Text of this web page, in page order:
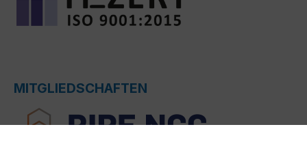
MITGLIEDSCHAFTEN